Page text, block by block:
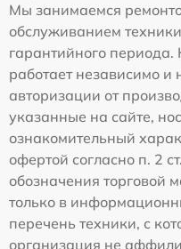
Мы занимаемся
обслуживанием
гарантийного
работает независимо
авторизации от
указанные на сайте,
ознакомительный
офертой согласно п. 2
обозначения торговой
только в
перечень техники, с
организация не